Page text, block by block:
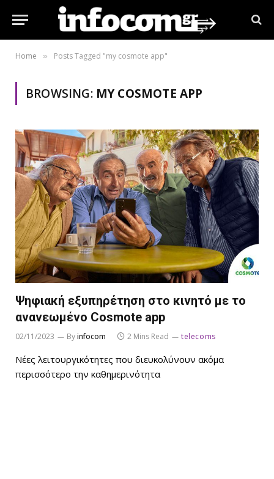
Home » Posts Tagged "my cosmote app"
BROWSING: MY COSMOTE APP
Ψηφιακή εξυπηρέτηση στο κινητό με το
ανανεωμένο Cosmote app
02/11/2023 Byinfocom 2 Mins Read telecoms
Νέες λειτουργικότητες που διευκολύνουν ακόμα
περισσότερο την καθημερινότητα